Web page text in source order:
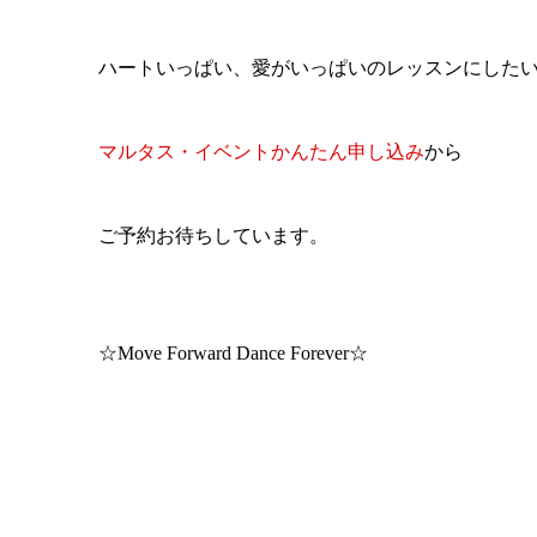
ハートいっぱい、愛がいっぱいのレッスンにした
マルタス・イベントかんたん申し込みから
ご予約お待ちしています。
☆Move Forward Dance Forever☆